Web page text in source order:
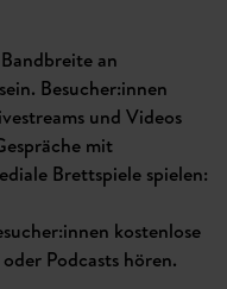
an
Besucher:innen
und Videos
mit
Brettspiele spielen:
kostenlose
Podcasts hören.